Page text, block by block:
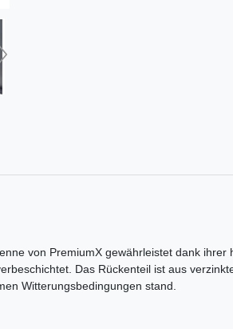
von PremiumX gewährleistet dank
Das Rückenteil ist aus
Witterungsbedingungen stand.